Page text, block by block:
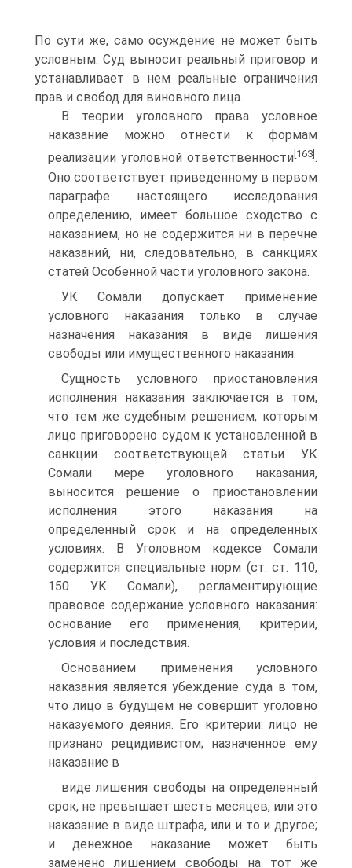
По сути же, само осуждение не может быть
условным. Суд выносит реальный приговор и
устанавливает в нем реальные ограничения
прав и свобод для виновного лица.
В теории уголовного права условное
наказание можно отнести к формам
реализации уголовной ответственности [163] .
Оно соответствует приведенному в первом
параграфе настоящего исследования
определению, имеет большое сходство с
наказанием, но не содержится ни в перечне
наказаний, ни, следовательно, в санкциях
статей Особенной части уголовного закона.
УК Сомали допускает применение
условного наказания только в случае
назначения наказания в виде лишения
свободы или имущественного наказания.
Сущность условного приостановления
исполнения наказания заключается в том,
что тем же судебным решением, которым
лицо приговорено судом к установленной в
санкции соответствующей статьи УК
Сомали мере уголовного наказания,
выносится решение о приостановлении
исполнения этого наказания на
определенный срок и на определенных
условиях. В Уголовном кодексе Сомали
содержится специальные норм (ст. ст. 110,
150 УК Сомали), регламентирующие
правовое содержание условного наказания:
основание его применения, критерии,
условия и последствия.
Основанием применения условного
наказания является убеждение суда в том,
что лицо в будущем не совершит уголовно
наказуемого деяния. Его критерии: лицо не
признано рецидивистом; назначенное ему
наказание в
виде лишения свободы на определенный
срок, не превышает шесть месяцев, или это
наказание в виде штрафа, или и то и другое;
и денежное наказание может быть
заменено лишением свободы на тот же